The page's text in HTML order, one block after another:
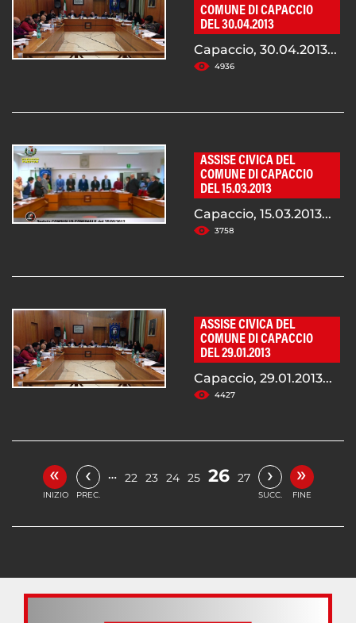
COMUNE DI CAPACCIO
DEL 30.04.2013
Capaccio, 30.04.2013...
4936
ASSISE CIVICA DEL
COMUNE DI CAPACCIO
DEL 15.03.2013
Capaccio, 15.03.2013...
3758
ASSISE CIVICA DEL
COMUNE DI CAPACCIO
DEL 29.01.2013
Capaccio, 29.01.2013...
4427
«
INIZIO
‹
PREC.
… 22 23 24 25 26 27 ›
SUCC.
»
FINE